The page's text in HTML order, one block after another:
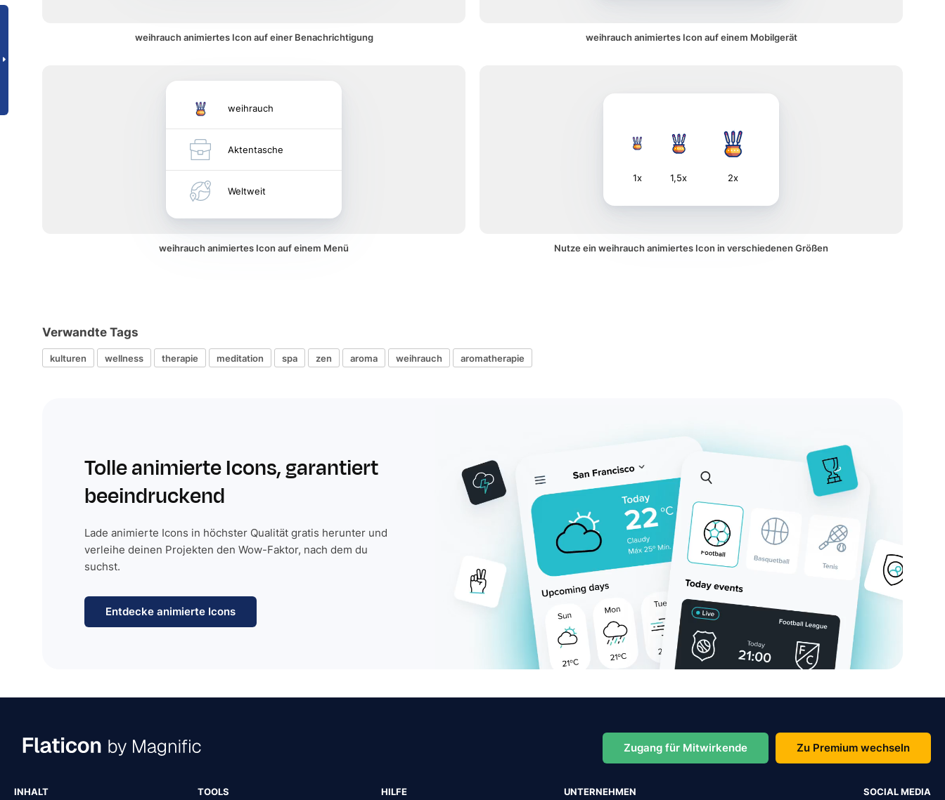
weihrauch animiertes Icon auf einer Benachrichtigung weihrauch animiertes Icon auf einem Mobilgerät
weihrauch
Aktentasche
Weltweit
weihrauch animiertes Icon auf einem Menü
1x 1,5x 2x
Nutze ein weihrauch animiertes Icon in verschiedenen Größen
Verwandte Tags
kulturen wellness therapie meditation spa zen aroma weihrauch aromatherapie
Tolle animierte Icons, garantiert
beeindruckend
Lade animierte Icons in höchster Qualität gratis herunter und
verleihe deinen Projekten den Wow-Faktor, nach dem du
suchst.
Entdecke animierte Icons
Zugang für Mitwirkende Zu Premium wechseln
INHALT TOOLS HILFE UNTERNEHMEN SOCIAL MEDIA